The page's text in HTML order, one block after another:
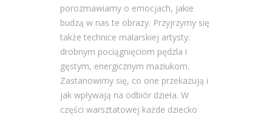
porozmawiamy o emocjach, jakie
budzą w nas te obrazy. Przyjrzymy się
także technice malarskiej artysty:
drobnym pociągnięciom pędzla i
gęstym, energicznym maziukom.
Zastanowimy się, co one przekazują i
jak wpływają na odbiór dzieła. W
części warsztatowej każde dziecko